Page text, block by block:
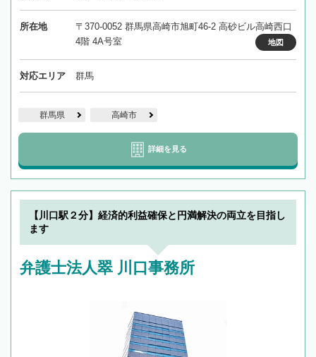
所在地
〒370-0052 群馬県高崎市旭町46-2 高砂ビル高崎西口
4階 4A号室
地図
対応エリア 群馬
群馬県 高崎市
詳細を見る
【川口駅２分】経済的利益確保と円満解決の両立を目指し
ます
弁護士法人翠 川口事務所